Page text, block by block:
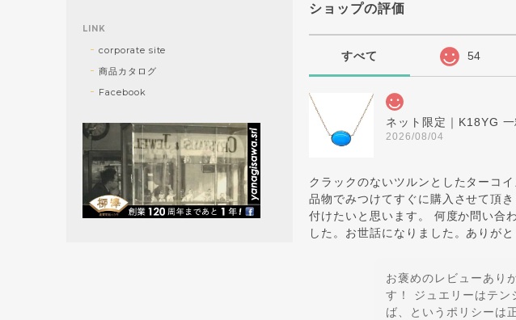
ショップの評価
すべて 54
ネット限定｜K18YG
2026/08/04
クラックのないツルンとしたターコ
品物でみつけてすぐに購入させて頂
付けたいと思います。 何度か問い合
した。お世話になりました。ありがと
お褒めのレビューあり
す！ ジュエリーはテン
ば、というポリシーは
LINK
corporate site
商品カタログ
Facebook